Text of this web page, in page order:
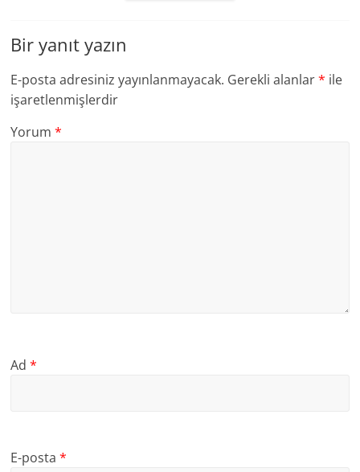
Bir yanıt yazın
E-posta adresiniz yayınlanmayacak. Gerekli alanlar* ile
işaretlenmişlerdir
Yorum*
Ad*
E-posta*